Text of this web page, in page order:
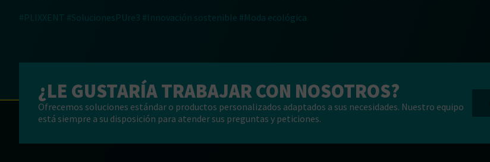
#PLIXXENT #SolucionesPUre3 #Innovación sostenible #Moda ecológica
¿LE GUSTARÍA TRABAJAR CON NOSOTROS?
Ofrecemos soluciones estándar o productos personalizados adaptados a sus necesidades. Nuestro equipo
está siempre a su disposición para atender sus preguntas y peticiones.